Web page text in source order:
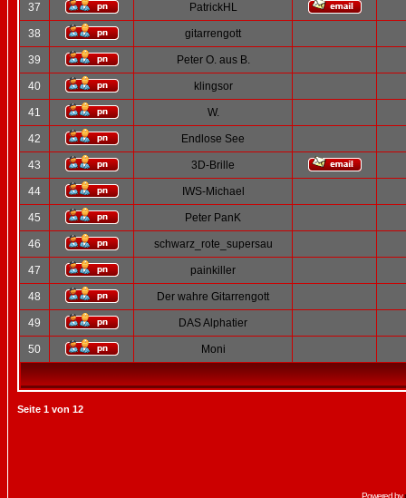
37 PatrickHL
38 gitarrengott
39 Peter O. aus B.
40 klingsor
41 W.
42 Endlose See
43 3D-Brille
44 IWS-Michael
45 Peter PanK
46 schwarz_rote_supersau
47 painkiller
48 Der wahre Gitarrengott
49 DAS Alphatier
50 Moni
Seite 1 von 12
Powered by